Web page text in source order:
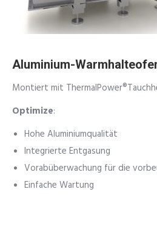
Aluminium-
Montiert mit
Optimize:
Hohe Aluminiumqualität
Integrierte Entgasung
Vorabüberwachung für die
Einfache Wartung